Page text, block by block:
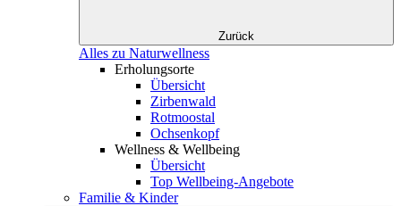
Zurück
Alles zu Naturwellness
Erholungsorte
Übersicht
Zirbenwald
Rotmoostal
Ochsenkopf
Wellness & Wellbeing
Übersicht
Top Wellbeing-Angebote
Familie & Kinder